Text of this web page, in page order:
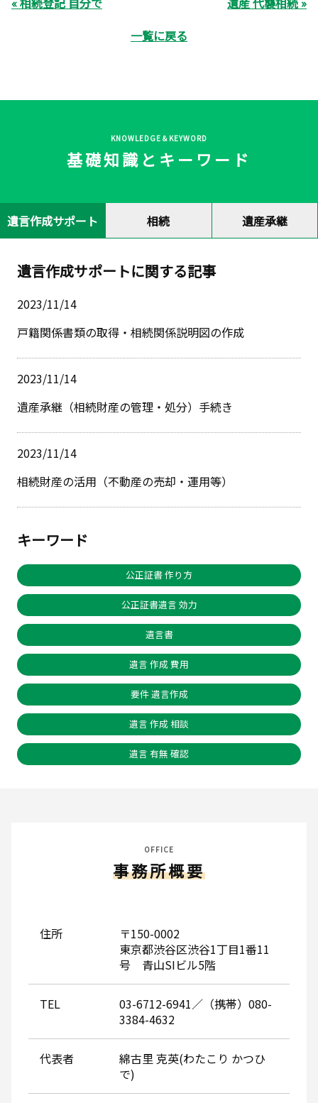
一覧に戻る
KNOWLEDGE＆KEYWORD
基礎知識とキーワード
遺言作成サポート 相続 遺産承継
遺言作成サポートに関する記事
2023/11/14
戸籍関係書類の取得・相続関係説明図の作成
2023/11/14
遺産承継（相続財産の管理・処分）手続き
2023/11/14
相続財産の活用（不動産の売却・運用等）
キーワード
公正証書 作り方
公正証書遺言 効力
遺言書
遺言 作成 費用
要件 遺言作成
遺言 作成 相談
遺言 有無 確認
OFFICE
事務所概要
住所
〒150-0002
東京都渋谷区渋谷1丁目1番11
号 青山SIビル5階
TEL
03-6712-6941／（携帯）080-
3384-4632
代表者
綿古里 克英(わたこり かつひ
で)